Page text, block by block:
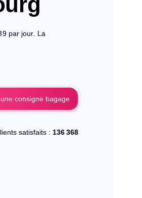
par jour. La
consigne bagage
satisfaits : 136 368